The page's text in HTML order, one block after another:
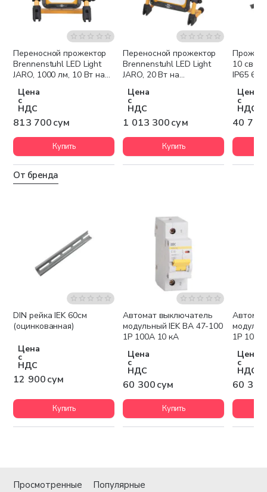
Переносной прожектор
Brennenstuhl LED Light
JARO, 1000 лм, 10 Вт на
1171250135
Цена
с
НДС
813 700 сум
Купить
Переносной прожектор
Brennenstuhl LED Light
JARO, 20 Вт на
IP54 1171250245
Цена
с
НДС
1 013 300 сум
Купить
10
IP65
Цена
с
НДС
40 700
От бренда
DIN рейка IEK 60см
(оцинкованная)
Цена
с
НДС
12 900 сум
Купить
Автомат выключатель
модульный IEK ВА 47-100
1P 100А 10 кА
Цена
с
НДС
60 300 сум
Купить
1P 10А
Цена
с
НДС
60 300
Просмотренные Популярные